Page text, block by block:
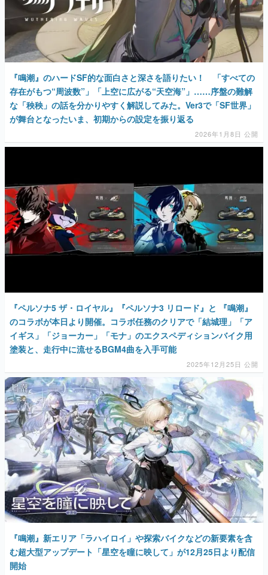
『鳴潮』のハードSF的な面白さと深さを語りたい！ 「すべての
存在がもつ“周波数”」「上空に広がる“天空海”」……序盤の難解
な「秧秧」の話を分かりやすく解説してみた。Ver3で「SF世界」
が舞台となったいま、初期からの設定を振り返る
2026年1月8日 公開
『ペルソナ5 ザ・ロイヤル』『ペルソナ3 リロード』と 『鳴潮』
のコラボが本日より開催。コラボ任務のクリアで「結城理」「ア
イギス」「ジョーカー」「モナ」のエクスペディションバイク用
塗装と、走行中に流せるBGM4曲を入手可能
2025年12月25日 公開
『鳴潮』新エリア「ラハイロイ」や探索バイクなどの新要素を含
む超大型アップデート「星空を瞳に映して」が12月25日より配信
開始